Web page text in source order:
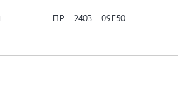
ПР 2403 09E50